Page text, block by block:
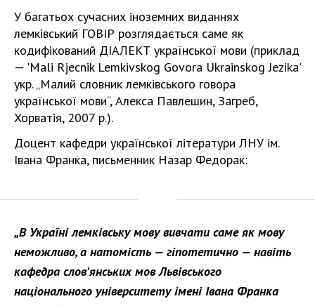
У багатьох сучасних іноземних виданнях
лемківський ГОВІР розглядається саме як
кодифікований ДІАЛЕКТ української мови (приклад
— 'Mali Rjecnik Lemkivskog Govora Ukrainskog Jezika'
укр. „Малий словник лемківського говора
української мови“, Алекса Павлешин, Загреб,
Хорватія, 2007 р.).
Доцент кафедри української літератури ЛНУ ім.
Івана Франка, письменник Назар Федорак:
„В Україні лемківську мову вивчати саме як мову
неможливо, а натомість — гіпотетично — навіть
кафедра слов'янських мов Львівського
національного університету імені Івана Франка